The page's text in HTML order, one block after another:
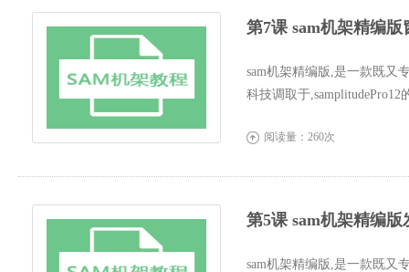
第7课 sam机架精编
sam机架精编版,是一款既又
科技调取于
 阅读量：260次
第5课 sam机架精编
sam机架精编版,是一款既又